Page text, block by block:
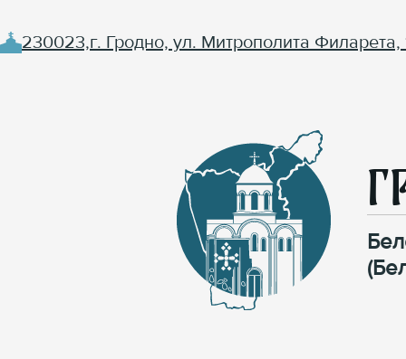
230023,г. Гродно, ул. Митрополита Филарета,